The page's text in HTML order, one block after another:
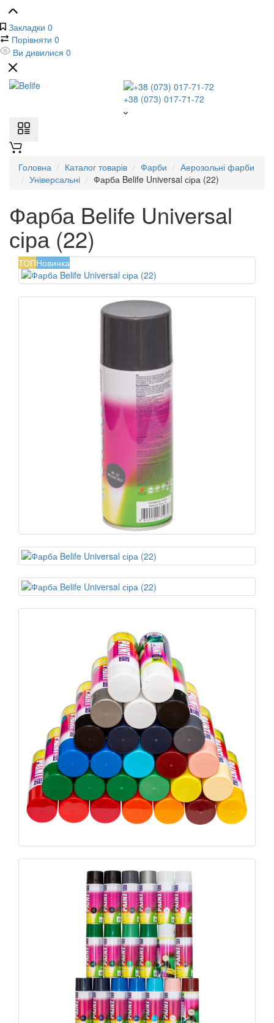
Закладки 0
Порівняти 0
Ви дивилися 0
+38 (073) 017-71-72
Головна Каталог товарів Фарби
Аерозольні фарби
Універсальні
Фарба Belife Universal сіра (22)
Фарба Belife Universal
сіра (22)
ТОПНовинка